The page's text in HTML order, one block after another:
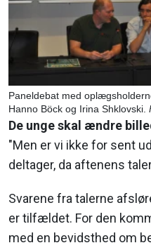
Paneldebat med
Hanno Böck og Irina Shklovski.
De unge skal ændre
"Men er vi ikke for sent
deltager, da aftenens
Svarene fra talerne
er tilfældet. For den
med en bevidsthed om